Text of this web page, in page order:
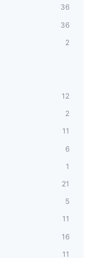
36
36
2
12
2
11
6
1
21
5
11
16
11